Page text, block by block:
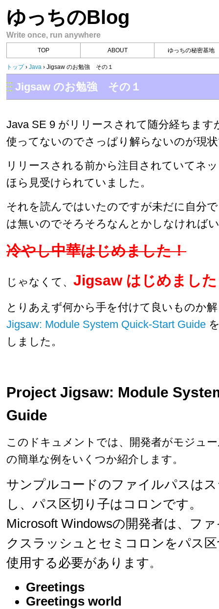
ゆっちのBlog
Write once, run anywhere
TOP ABOUT ゆっちの秘密基地
トップ › Java › Jigsaw のお勉強 その１
Jigsaw のお勉強 その１
Java SE 9 がリリースされて随分経ちます
使ってないのでさっぱり解らないのが現
リリースされる前から注目されていてネ
ほら見受けられていました。
それを読んではいたのですが未だに自分
は無いのでそろそろなんとかしなければ
冷やし中華はじめました！
じゃなくて、 Jigsaw はじめまし
とりあえず何から手を付けて良いものか
Jigsaw: Module System Quick-Start Guide
しました。
Project Jigsaw: Module
Guide
このドキュメントでは、開発者がモジュ
の簡単な例をいくつか紹介します。
サンプルコードのファイルパスは
し、パス区切り子はコロンです。
Microsoft Windowsの開発者は、フ
クスラッシュとセミコロンをパス
使用する必要があります。
Greetings
Greetings world